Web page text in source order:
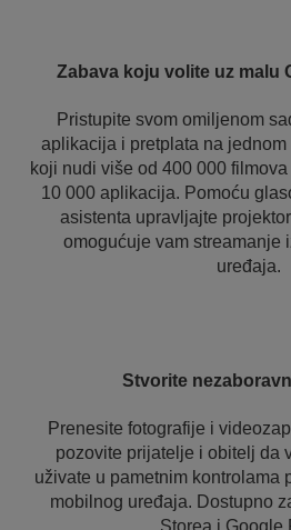
Zabava koju volite uz malu
Pristupite svom omiljenom
aplikacija i pretplata na
koji nudi više od 400 000
10 000 aplikacija. Pomoću
asistenta upravljajte
omogućuje vam streamanje
uređaja.
Stvorite
Prenesite fotografije i
pozovite prijatelje i obitelj da
uživate u pametnim kontrolama
mobilnog uređaja. Dostupno
Storea i Google